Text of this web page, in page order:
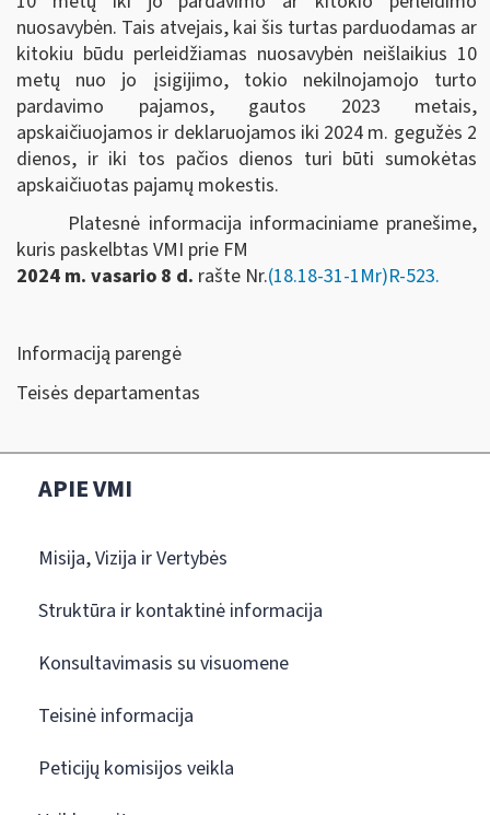
nuosavybėn. Tais atvejais, kai šis turtas parduodamas ar
kitokiu būdu perleidžiamas nuosavybėn neišlaikius 10
metų nuo jo įsigijimo, tokio nekilnojamojo turto
pardavimo pajamos, gautos 2023 metais,
apskaičiuojamos ir deklaruojamos iki 2024 m. gegužės 2
dienos, ir iki tos pačios dienos turi būti sumokėtas
apskaičiuotas pajamų mokestis.
Platesnė informacija informaciniame pranešime,
kuris paskelbtas VMI prie FM
2024 m. vasario 8 d. rašte Nr.(18.18-31-1Mr)R-523.
Informaciją parengė
Teisės departamentas
APIE VMI
Misija, Vizija ir Vertybės
Struktūra ir kontaktinė informacija
Konsultavimasis su visuomene
Teisinė informacija
Peticijų komisijos veikla